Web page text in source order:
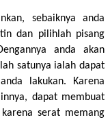
sebaiknya anda
dan pilihlah pisang
anda akan
satunya ialah dapat
lakukan. Karena
dapat membuat
serat memang